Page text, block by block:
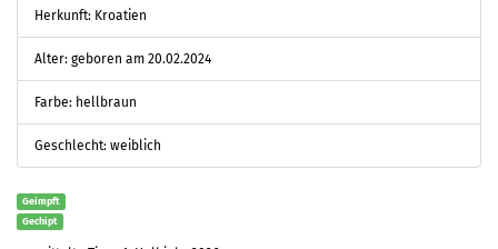
Herkunft: Kroatien
Alter: geboren am 20.02.2024
Farbe: hellbraun
Geschlecht: weiblich
Geimpft
Gechipt